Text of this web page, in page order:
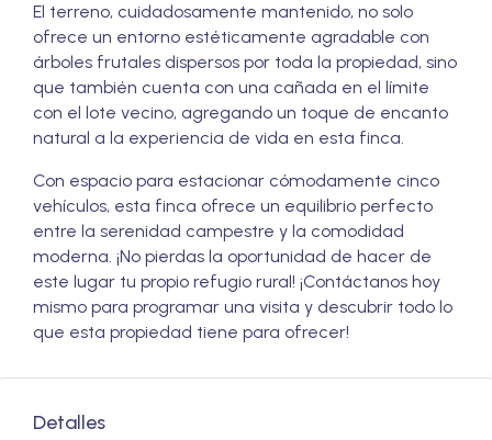
El terreno, cuidadosamente mantenido, no solo
ofrece un entorno estéticamente agradable con
árboles frutales dispersos por toda la propiedad, sino
que también cuenta con una cañada en el límite
con el lote vecino, agregando un toque de encanto
natural a la experiencia de vida en esta finca.
Con espacio para estacionar cómodamente cinco
vehículos, esta finca ofrece un equilibrio perfecto
entre la serenidad campestre y la comodidad
moderna. ¡No pierdas la oportunidad de hacer de
este lugar tu propio refugio rural! ¡Contáctanos hoy
mismo para programar una visita y descubrir todo lo
que esta propiedad tiene para ofrecer!
Detalles